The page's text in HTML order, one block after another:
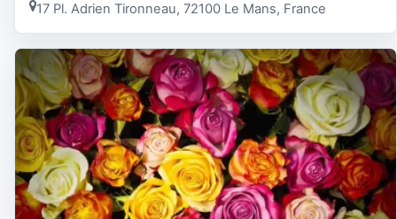
17 Pl. Adrien Tironneau, 72100 Le Mans, France